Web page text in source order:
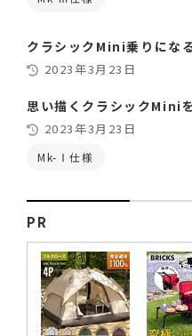
クラシックMini乗りにな
2023年3月23日
思い描くクラシックMini
2023年3月23日
Mk-Ⅰ仕様
PR